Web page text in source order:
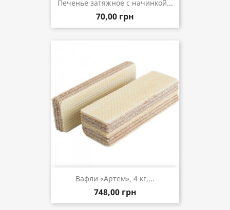
Печенье затяжное с начинкой...
70,00 грн
Вафли «Артем», 4 кг,...
748,00 грн